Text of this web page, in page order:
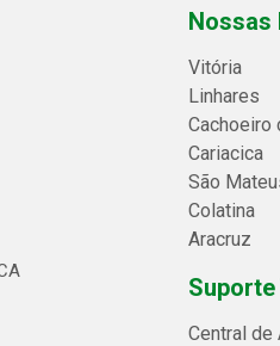
Nossas
Vitória
Linhares
Cachoeiro
Cariacica
São
Colatina
Aracruz
Central de